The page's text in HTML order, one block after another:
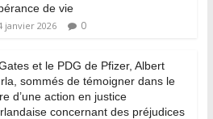
de vie
janvier 2026 0
et le PDG de Pfizer, Albert
sommés de témoigner dans le
d’une action en justice
concernant des préjudices